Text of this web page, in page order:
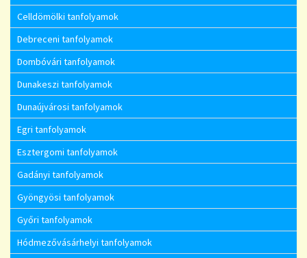
Celldömölki tanfolyamok
Debreceni tanfolyamok
Dombóvári tanfolyamok
Dunakeszi tanfolyamok
Dunaújvárosi tanfolyamok
Egri tanfolyamok
Esztergomi tanfolyamok
Gadányi tanfolyamok
Gyöngyösi tanfolyamok
Győri tanfolyamok
Hódmezővásárhelyi tanfolyamok